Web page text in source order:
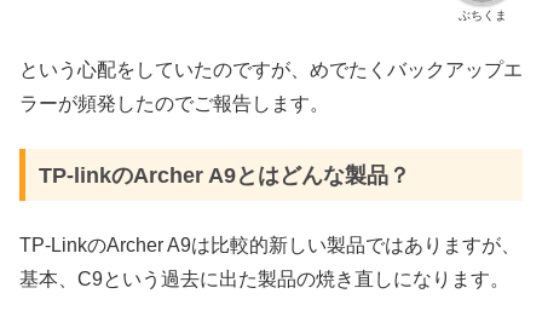
ぶちくま
という心配をしていたのですが、めでたくバックアップエ
ラーが頻発したのでご報告します。
TP-linkのArcher A9とはどんな製品？
TP-LinkのArcher A9は比較的新しい製品ではありますが、
基本、C9という過去に出た製品の焼き直しになります。